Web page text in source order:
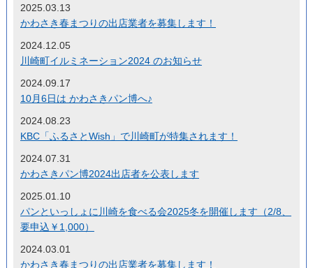
2025.03.13
かわさき春まつりの出店業者を募集します！
2024.12.05
川崎町イルミネーション2024 のお知らせ
2024.09.17
10月6日は かわさきパン博へ♪
2024.08.23
KBC「ふるさとWish」で川崎町が特集されます！
2024.07.31
かわさきパン博2024出店者を公表します
2025.01.10
パンといっしょに川崎を食べる会2025冬を開催します（2/8、
要申込￥1,000）
2024.03.01
かわさき春まつりの出店業者を募集します！